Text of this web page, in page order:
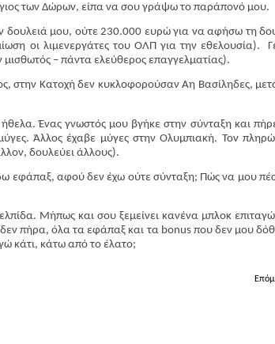
των Δώρων, είπα να σου γράψω το παράπονό μου.
μου, ούτε 230.000 ευρώ για να αφήσω τη
οι λιμενεργάτες του ΟΛΠ για την εθελουσία).
– πάντα ελεύθερος επαγγελματίας).
στην Κατοχή δεν κυκλοφορούσαν Αη Βασίληδες,
Ένας γνωστός μου βγήκε στην σύνταξη και
Άλλος έχαβε μύγες στην Ολυμπιακή. Τον
δουλεύει άλλους).
εφάπαξ, αφού δεν έχω ούτε σύνταξη; Πώς να μου
Μήπως και σου ξεμείνει κανένα μπλοκ
πήρα, όλα τα εφάπαξ και τα bonus που δεν μου
κάτι, κάτω από το έλατο;